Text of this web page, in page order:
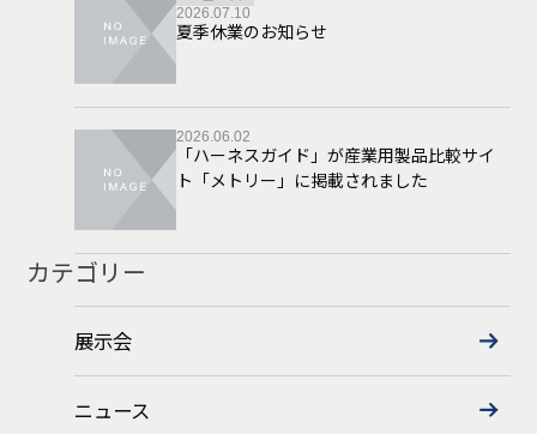
2026.07.10
夏季休業のお知らせ
2026.06.02
「ハーネスガイド」が産業用製品比較サイ
ト「メトリー」に掲載されました
カテゴリー
展示会
ニュース